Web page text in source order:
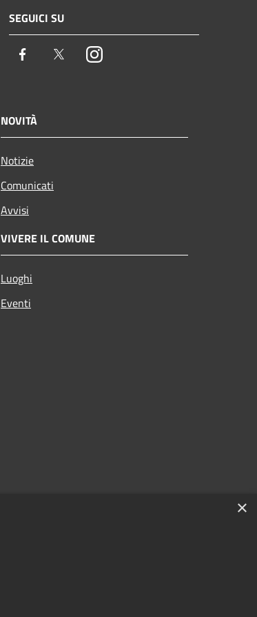
SEGUICI SU
Facebook TwitterInstagram
NOVITÀ
Notizie
Comunicati
Avvisi
VIVERE IL COMUNE
Luoghi
Eventi
×